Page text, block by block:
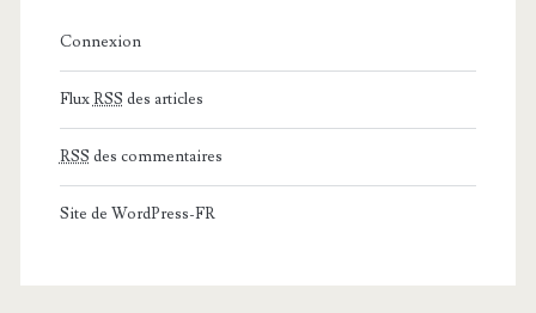
Connexion
FluxRSS des articles
RSS des commentaires
Site de WordPress-FR